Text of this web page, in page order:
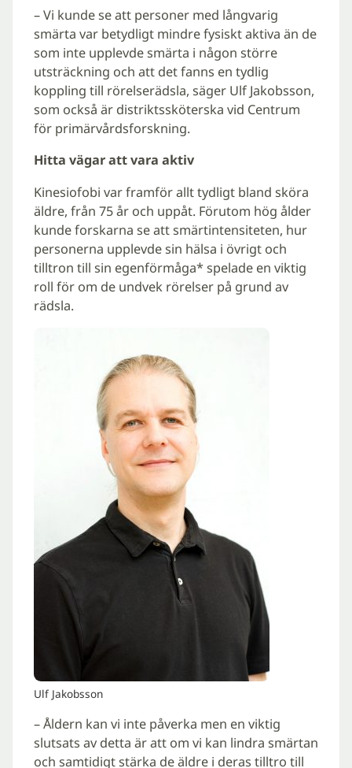
– Vi kunde se att personer med långvarig
smärta var betydligt mindre fysiskt aktiva än de
som inte upplevde smärta i någon större
utsträckning och att det fanns en tydlig
koppling till rörelserädsla, säger Ulf Jakobsson,
som också är distriktssköterska vid Centrum
för primärvårdsforskning.
Hitta vägar att vara aktiv
Kinesiofobi var framför allt tydligt bland sköra
äldre, från 75 år och uppåt. Förutom hög ålder
kunde forskarna se att smärtintensiteten, hur
personerna upplevde sin hälsa i övrigt och
tilltron till sin egenförmåga* spelade en viktig
roll för om de undvek rörelser på grund av
rädsla.
Ulf Jakobsson
– Åldern kan vi inte påverka men en viktig
slutsats av detta är att om vi kan lindra smärtan
och samtidigt stärka de äldre i deras tilltro till